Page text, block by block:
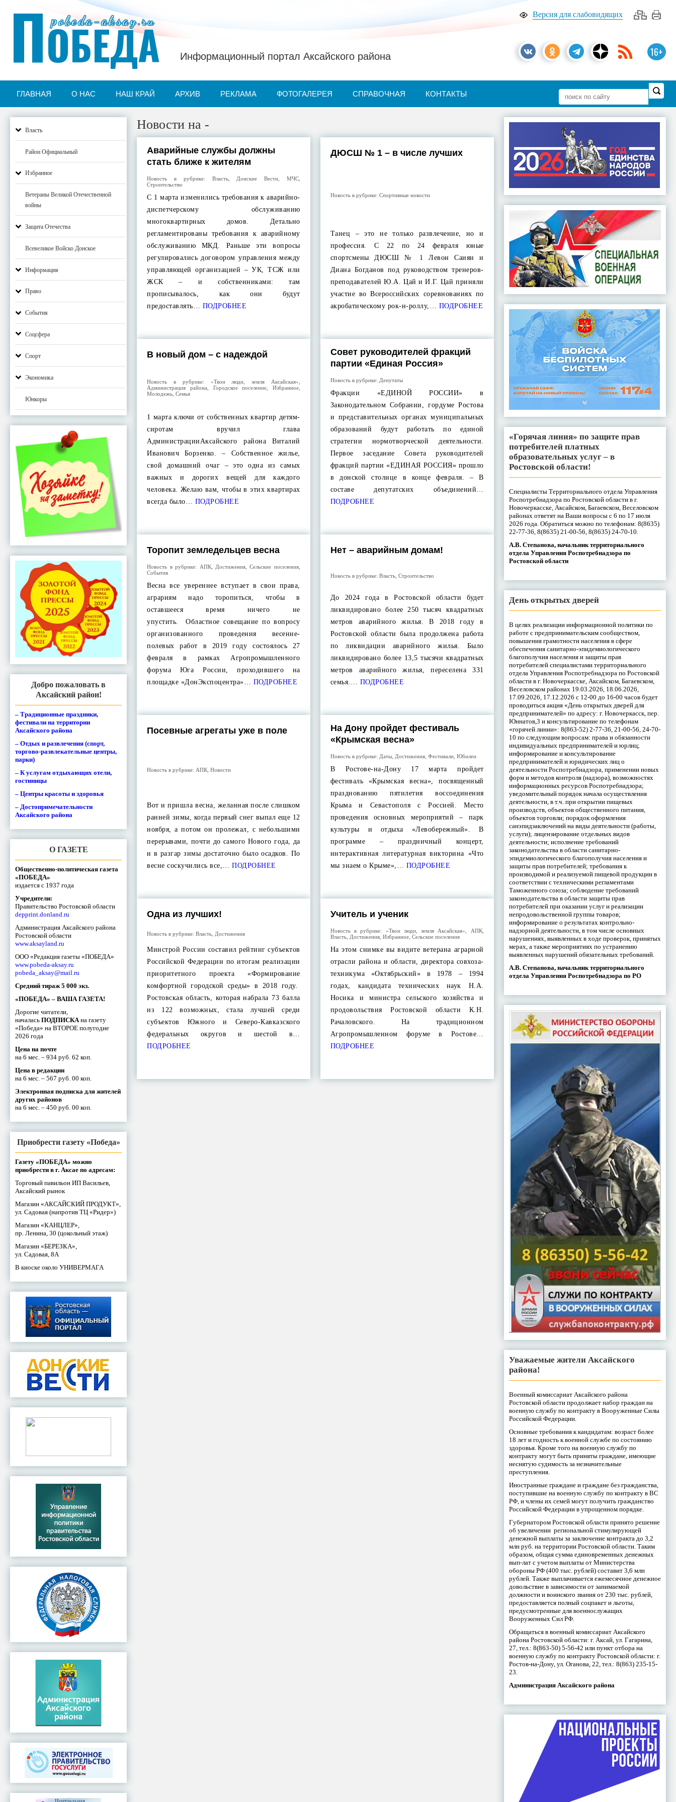
Версия для слабовидящих
16+
pobeda-aksay.ru
ПОБЕДА Информационный портал Аксайского района
ГЛАВНАЯ О НАС НАШ КРАЙ АРХИВ РЕКЛАМА ФОТОГАЛЕРЕЯ СПРАВОЧНАЯ КОНТАКТЫ
Власть
Район Официальный
Избранное
Ветераны Великой Отечественной
войны
Защита Отечества
Всевеликое Войско Донское
Информация
Право
События
Соцсфера
Спорт
Экономика
Юнкоры
Добро пожаловать в
Аксайский район!
– Традиционные праздники,
фестивали на территории
Аксайского района
– Отдых и развлечения (спорт,
торгово-развлекательные центры,
парки)
– К услугам отдыхающих отели,
гостиницы
– Центры красоты и здоровья
– Достопримечательности
Аксайского района
О ГАЗЕТЕ
Общественно-политическая газета
«ПОБЕДА»
издается с 1937 года
Учредители:
Правительство Ростовской области
depprint.donland.ru
Администрация Аксайского района
Ростовской области
www.aksayland.ru
ООО «Редакция газеты «ПОБЕДА»
www.pobeda-aksay.ru
pobeda_aksay@mail.ru
Средний тираж 5 000 экз.
«ПОБЕДА» – ВАША ГАЗЕТА!
Дорогие читатели,
началась ПОДПИСКА на газету
«Победа» на ВТОРОЕ полугодие
2026 года
Цена на почте
на 6 мес. – 934 руб. 62 коп.
Цена в редакции
на 6 мес. – 567 руб. 00 коп.
Электронная подписка для жителей
других районов
на 6 мес. – 450 руб. 00 коп.
Приобрести газету «Победа»
Газету «ПОБЕДА» можно
приобрести в г. Аксае по адресам:
Торговый павильон ИП Васильев,
Аксайский рынок
Магазин «АКСАЙСКИЙ ПРОДУКТ»,
ул. Садовая (напротив ТЦ «Ридер»)
Магазин «КАНЦЛЕР»,
пр. Ленина, 30 (цокольный этаж)
Магазин «БЕРЕЗКА»,
ул. Садовая, 8А
В киоске около УНИВЕРМАГА
Новости на -
Аварийные службы должны
стать ближе к жителям
Новость в рубрике: Власть, Донские Вести МЧС,
Строительство
С 1 марта изменились требования к аварийно-
диспетчерскому обслуживанию
многоквартирных домов. Детально
регламентированы требования к аварийному
обслуживанию МКД. Раньше эти вопросы
регулировались договором управления между
управляющей организацией – УК, ТСЖ или
ЖСК – и собственниками: там
прописывалось, как они будут
предоставлять… ПОДРОБНЕЕ
ДЮСШ № 1 – в числе лучших
Новость в рубрике: Спортивные новости
Танец – это не только развлечение, но и
профессия. С 22 по 24 февраля юные
спортсмены ДЮСШ № 1 Левон Саиян и
Диана Богданов под руководством тренеров-
преподавателей Ю.А. Цай и И.Г. Цай приняли
участие во Всероссийских соревнованиях по
акробатическому рок-н-роллу,… ПОДРОБНЕЕ
В новый дом – с надеждой
Новость в рубрике: «Твои люди, земля Аксайская»
Администрация района
Городское поселение Избранное,
Молодежь ,Семья
1 марта ключи от собственных квартир детям-
сиротам вручил глава
АдминистрацииАксайского района Виталий
Иванович Борзенко. – Собственное жилье,
свой домашний очаг – это одна из самых
важных и дорогих вещей для каждого
человека. Желаю вам, чтобы в этих квартирах
всегда было… ПОДРОБНЕЕ
Совет руководителей фракций
партии «Единая Россия»
Новость в рубрике: Депутаты
Фракции «ЕДИНОЙ РОССИИ» в
Законодательном Собрании, гордуме Ростова
и представительных органах муниципальных
образований будут работать по единой
стратегии нормотворческой деятельности.
Первое заседание Совета руководителей
фракций партии «ЕДИНАЯ РОССИЯ» прошло
в донской столице в конце февраля. – В
составе депутатских объединений…
ПОДРОБНЕЕ
Торопит земледельцев весна
Новость в рубрике: АПК, Достижения,Сельские поселения,
События
Весна все увереннее вступает в свои права,
аграриям надо торопиться, чтобы в
оставшееся время ничего не
упустить. Областное совещание по вопросу
организованного проведения весенне-
полевых работ в 2019 году состоялось 27
февраля в рамках Агропромышленного
форума Юга России, проходившего на
площадке «ДонЭкспоцентра»… ПОДРОБНЕЕ
Нет – аварийным домам!
Новость в рубрике: Власть, Строительство
До 2024 года в Ростовской области будет
ликвидировано более 250 тысяч квадратных
метров аварийного жилья. В 2018 году в
Ростовской области была продолжена работа
по ликвидации аварийного жилья. Было
ликвидировано более 13,5 тысячи квадратных
метров аварийного жилья, переселена 331
семья…. ПОДРОБНЕЕ
Посевные агрегаты уже в поле
Новость в рубрике: АПК ,Новости
Вот и пришла весна, желанная после слишком
ранней зимы, когда первый снег выпал еще 12
ноября, а потом он пролежал, с небольшими
перерывами, почти до самого Нового года, да
и в разгар зимы достаточно было осадков. По
весне соскучились все,… ПОДРОБНЕЕ
На Дону пройдет фестиваль
«Крымская весна»
Новость в рубрике: Даты, Достижения, Фестивали, Юбилеи
В Ростове-на-Дону 17 марта пройдет
фестиваль «Крымская весна», посвященный
празднованию пятилетия воссоединения
Крыма и Севастополя с Россией. Место
проведения основных мероприятий – парк
культуры и отдыха «Левобережный». В
программе – праздничный концерт,
интерактивная литературная викторина «Что
мы знаем о Крыме»,… ПОДРОБНЕЕ
Одна из лучших!
Новость в рубрике:Власть Достижения
Минстрой России составил рейтинг субъектов
Российской Федерации по итогам реализации
приоритетного проекта «Формирование
комфортной городской среды» в 2018 году.
Ростовская область, которая набрала 73 балла
из 122 возможных, стала лучшей среди
субъектов Южного и Северо-Кавказского
федеральных округов и шестой в…
ПОДРОБНЕЕ
Учитель и ученик
Новость в рубрике: «Твои люди, земля Аксайская» АПК,
Власть, Достижения, Избранное, Сельские поселения
На этом снимке вы видите ветерана аграрной
отрасли района и области, директора совхоза-
техникума «Октябрьский» в 1978 – 1994
годах, кандидата технических наук Н.А.
Носика и министра сельского хозяйства и
продовольствия Ростовской области К.Н.
Рачаловского. На традиционном
Агропромышленном форуме в Ростове…
ПОДРОБНЕЕ
«Горячая линия» по защите прав
потребителей платных
образовательных услуг – в
Ростовской области!
Специалисты Территориального отдела Управления
Роспотребнадзора по Ростовской области в г.
Новочеркасске, Аксайском, Багаевском, Веселовском
районах ответят на Ваши вопросы с 6 по 17 июля
2026 года. Обратиться можно по телефонам: 8(8635)
22-77-36, 8(8635) 21-00-56, 8(8635) 24-70-10.
А.В. Степанова, начальник территориального
отдела Управления Роспотребнадзора по
Ростовской области
День открытых дверей
В целях реализации информационной политики по
работе с предпринимательским сообществом,
повышения грамотности населения в сфере
обеспечения санитарно-эпидемиологического
благополучия населения и защиты прав
потребителей специалистами территориального
отдела Управления Роспотребнадзора по Ростовской
области в г. Новочеркасске, Аксайском, Багаевском,
Веселовском районах 19.03.2026, 18.06.2026,
17.09.2026, 17.12.2026 с 12-00 до 16-00 часов будет
проводиться акция «День открытых дверей для
предпринимателей» по адресу: г. Новочеркасск, пер.
Юннатов,3 и консультирование по телефонам
«горячей линии»: 8(863-52) 2-77-36, 21-00-56, 24-70-
10 по следующим вопросам: права и обязанности
индивидуальных предпринимателей и юрлиц;
информирование и консультирование
предпринимателей и юридических лиц о
деятельности Роспотребнадзора, применении новых
форм и методов контроля (надзора), возможностях
информационных ресурсов Роспотребнадзора;
уведомительный порядок начала осуществления
деятельности, в т.ч. при открытии пищевых
производств, объектов общественного питания,
объектов торговли; порядок оформления
санэпидзаключений на виды деятельности (работы,
услуги); лицензирование отдельных видов
деятельности; исполнение требований
законодательства в области санитарно-
эпидемиологического благополучия населения и
защиты прав потребителей; требования к
производимой и реализуемой пищевой продукции в
соответствии с техническими регламентами
Таможенного союза; соблюдение требований
законодательства в области защиты прав
потребителей при оказании услуг и реализации
непродовольственной группы товаров;
информирование о результатах контрольно-
надзорной деятельности, в том числе основных
нарушениях, выявленных в ходе проверок, принятых
мерах, а также мероприятиях по устранению
выявленных нарушений обязательных требований.
А.В. Степанова, начальник территориального
отдела Управления Роспотребнадзора по РО
Уважаемые жители Аксайского
района!
Военный комиссариат Аксайского района
Ростовской области продолжает набор граждан на
военную службу по контракту в Вооруженные Силы
Российской Федерации.
Основные требования к кандидатам: возраст более
18 лет и годность к военной службе по состоянию
здоровья. Кроме того на военную службу по
контракту могут быть приняты граждане, имеющие
неснятую судимость за незначительные
преступления.
Иностранные граждане и граждане без гражданства,
поступившие на военную службу по контракту в ВС
РФ, и члены их семей могут получить гражданство
Российской Федерации в упрощенном порядке.
Губернатором Ростовской области принято решение
об увеличении региональной стимулирующей
денежной выплаты за заключение контракта до 3,2
млн руб. на территории Ростовской области. Таким
образом, общая сумма единовременных денежных
вып-лат с учетом выплаты от Министерства
обороны РФ (400 тыс. рублей) составит 3,6 млн
рублей. Также выплачивается ежемесячное денежное
довольствие в зависимости от занимаемой
должности и воинского звания от 230 тыс. рублей,
предоставляется полный соцпакет и льготы,
предусмотренные для военнослужащих
Вооруженных Сил РФ.
Обращаться в военный комиссариат Аксайского
района Ростовской области: г. Аксай, ул. Гагарина,
27, тел.: 8(863-50) 5-56-42 или пункт отбора на
военную службу по контракту Ростовской области: г.
Ростов-на-Дону, ул. Оганова, 22, тел.: 8(863) 235-15-
23.
Администрация Аксайского района